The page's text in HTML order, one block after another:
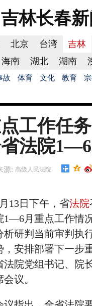
吉林长春新
北京 台湾 吉林
海南 湖北 湖南
故 体育 文化 教育
工作任
法院
源: 高级人民法院
13日下午，省法院
1—6月重点工作情
析研判当前审判执
，安排部署下一步
法院党组书记、院
会议。